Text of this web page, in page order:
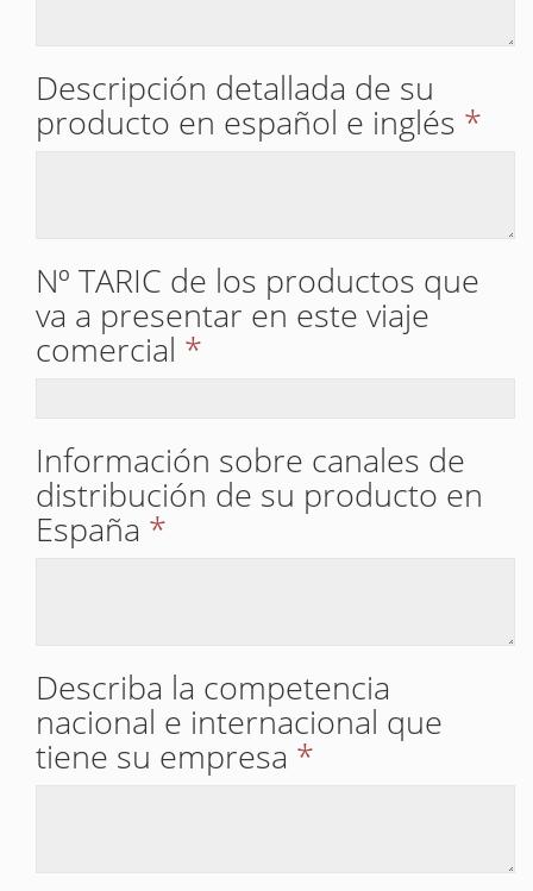
Descripción detallada de su
producto en español e inglés *
Nº TARIC de los productos que
va a presentar en este viaje
comercial *
Información sobre canales de
distribución de su producto en
España *
Describa la competencia
nacional e internacional que
tiene su empresa *